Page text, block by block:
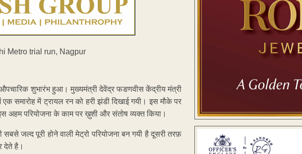
शुभारंभ हुआ। मुख्यमंत्री देवेंद्र फडणवीस केंद्रीय मंत्री
समारोह में ट्रायल रन को हरी झंडी दिखाई गयी। इस मौके पर
अहम परियोजना के काम पर ख़ुशी और संतोष व्यक्त किया।
जल्द पूरी होने वाली मेट्रो परियोजना बन गयी है दूसरी तरफ़
देते है।